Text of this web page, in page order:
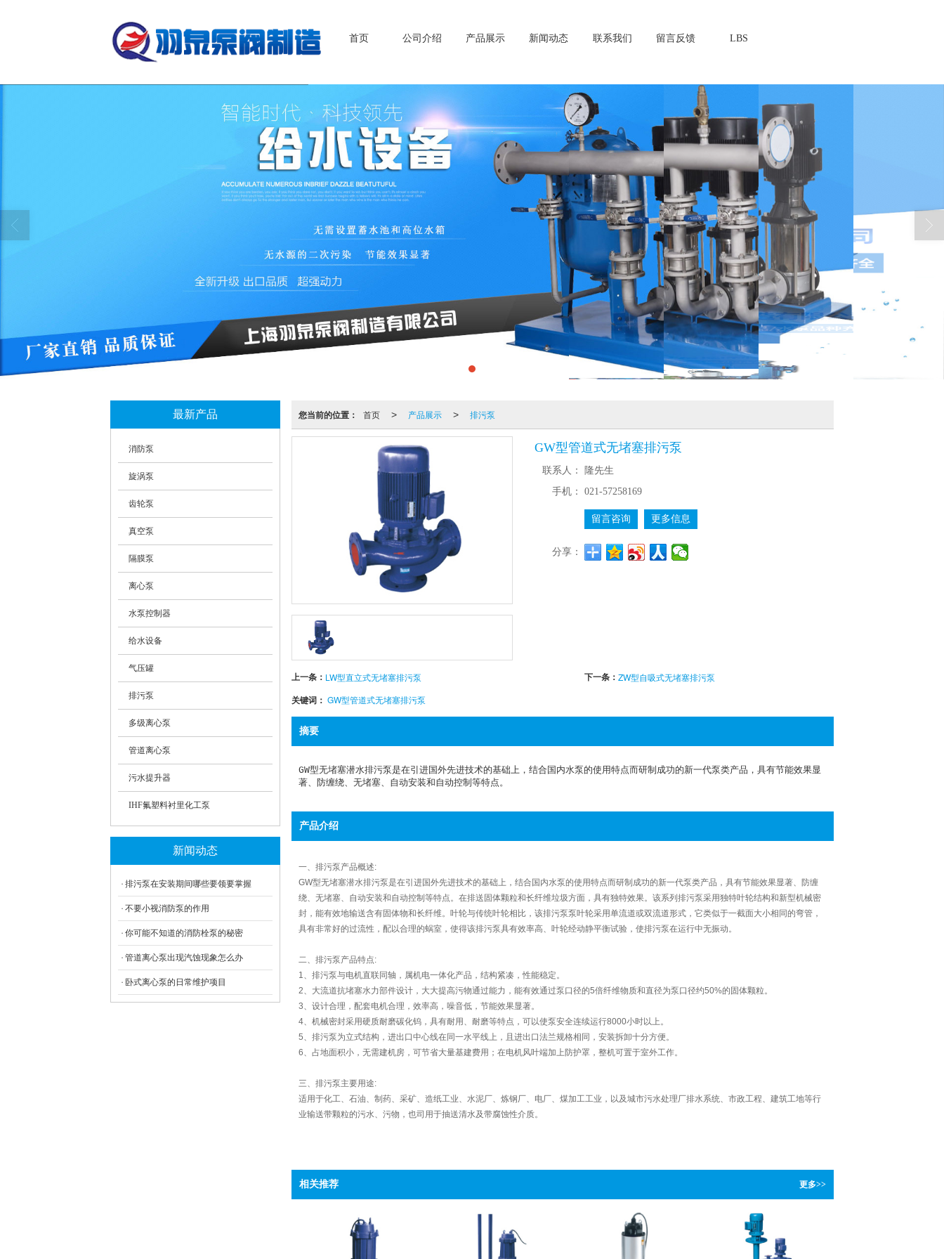
首页 公司介绍 产品展示 新闻动态 联系我们 留言反馈 LBS
您当前的位置： 首页 > 产品展示 > 排污泵
GW型管道式无堵塞排污泵
联系人：
隆先生
手机：
021-57258169
留言咨询 更多信息
分享：
上一条： LW型直立式无堵塞排污泵 下一条： ZW型自吸式无堵塞排污泵
关键词： GW型管道式无堵塞排污泵
摘要
GW型无堵塞潜水排污泵是在引进国外先进技术的基础上，结合国内水泵的使用特点而研制成功的新一代泵类产品，具有节能效果显
著、防缠绕、无堵塞、自动安装和自动控制等特点。
产品介绍
一、排污泵产品概述:
GW型无堵塞潜水排污泵是在引进国外先进技术的基础上，结合国内水泵的使用特点而研制成功的新一代泵类产品，具有节能效果显著、防缠
绕、无堵塞、自动安装和自动控制等特点。在排送固体颗粒和长纤维垃圾方面，具有独特效果。该系列排污泵采用独特叶轮结构和新型机械密
封，能有效地输送含有固体物和长纤维。叶轮与传统叶轮相比，该排污泵泵叶轮采用单流道或双流道形式，它类似于一截面大小相同的弯管，
具有非常好的过流性，配以合理的蜗室，使得该排污泵具有效率高、叶轮经动静平衡试验，使排污泵在运行中无振动。
二、排污泵产品特点:
1、排污泵与电机直联同轴，属机电一体化产品，结构紧凑，性能稳定。
2、大流道抗堵塞水力部件设计，大大提高污物通过能力，能有效通过泵口径的5倍纤维物质和直径为泵口径约50%的固体颗粒。
3、设计合理，配套电机合理，效率高，噪音低，节能效果显著。
4、机械密封采用硬质耐磨碳化钨，具有耐用、耐磨等特点，可以使泵安全连续运行8000小时以上。
5、排污泵为立式结构，进出口中心线在同一水平线上，且进出口法兰规格相同，安装拆卸十分方便。
6、占地面积小，无需建机房，可节省大量基建费用；在电机风叶端加上防护罩，整机可置于室外工作。
三、排污泵主要用途:
适用于化工、石油、制药、采矿、造纸工业、水泥厂、炼钢厂、电厂、煤加工工业，以及城市污水处理厂排水系统、市政工程、建筑工地等行
业输送带颗粒的污水、污物，也司用于抽送清水及带腐蚀性介质。
相关推荐 更多>>
最新产品
消防泵
旋涡泵
齿轮泵
真空泵
隔膜泵
离心泵
水泵控制器
给水设备
气压罐
排污泵
多级离心泵
管道离心泵
污水提升器
IHF氟塑料衬里化工泵
新闻动态
排污泵在安装期间哪些要领要掌握
不要小视消防泵的作用
你可能不知道的消防栓泵的秘密
管道离心泵出现汽蚀现象怎么办
卧式离心泵的日常维护项目